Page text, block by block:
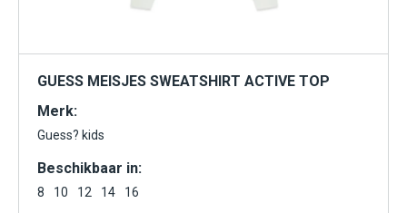
GUESS MEISJES SWEATSHIRT ACTIVE TOP
Merk:
Guess? kids
Beschikbaar in:
8 10 12 14 16